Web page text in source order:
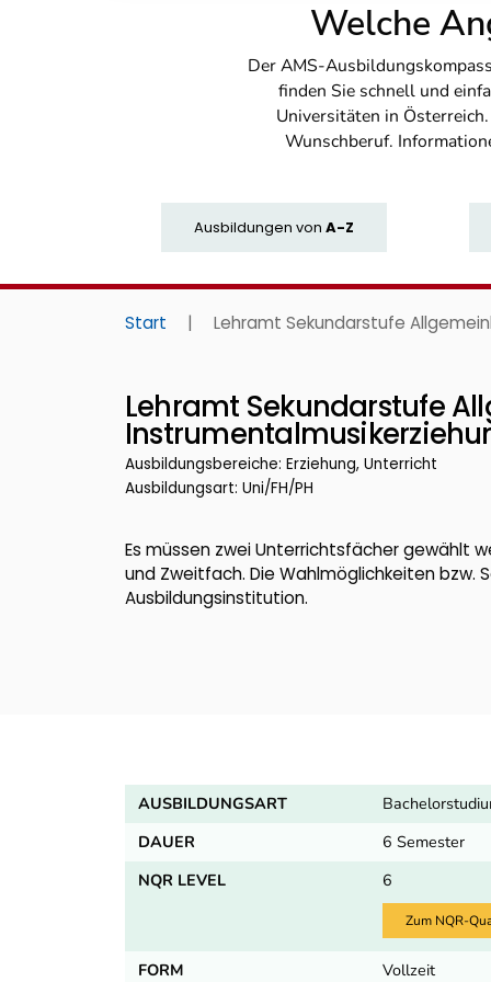
Welche
Der AMS-
finden Sie schnell und
Universitäten in
Wunschberuf.
Ausbildungen von A-Z
Start | Lehramt Sekundarstufe
Lehramt Sekundarstufe
Ausbildungsbereiche: Erziehung, Unterricht
Ausbildungsart: Uni/FH/PH
Es müssen zwei Unterrichtsfächer gewählt
und Zweitfach. Die Wahlmöglichkeiten bzw.
Ausbildungsinstitution.
AUSBILDUNGSART
DAUER
6 Semester
NQR LEVEL
6
Zum NQR-
FORM Vollzeit